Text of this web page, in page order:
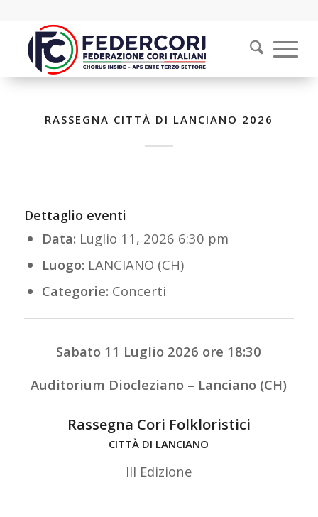
RASSEGNA CITTÀ DI LANCIANO 2026
Dettaglio eventi
Data: Luglio 11, 2026 6:30 pm
Luogo: LANCIANO (CH)
Categorie: Concerti
Sabato 11 Luglio 2026 ore 18:30
Auditorium Diocleziano – Lanciano (CH)
Rassegna Cori Folkloristici
CITTÀ DI LANCIANO
III Edizione